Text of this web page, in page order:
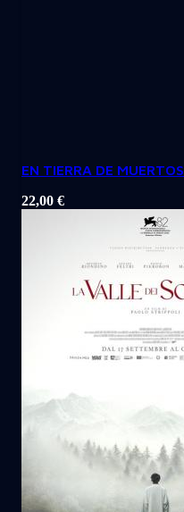
EN TIERRA DE MUERTOS
22,00 €